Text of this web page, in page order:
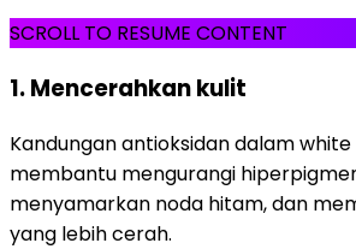
SCROLL TO RESUME CONTENT
1. Mencerahkan kulit
Kandungan antioksidan dalam
membantu mengurangi
menyamarkan noda hitam, dan
yang lebih cerah.